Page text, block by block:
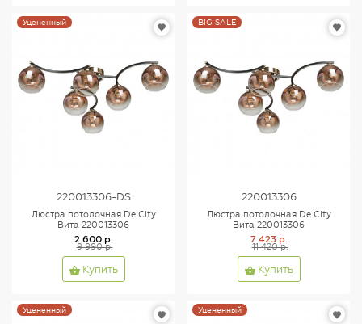
Уцененный
220013306-DS
Люстра потолочная De City
Вита 220013306
2 600 р.
9 990 р.
Купить
BIG SALE
220013306
Люстра потолочная De City
Вита 220013306
7 423 р.
11 420 р.
Купить
Уцененный Уцененный